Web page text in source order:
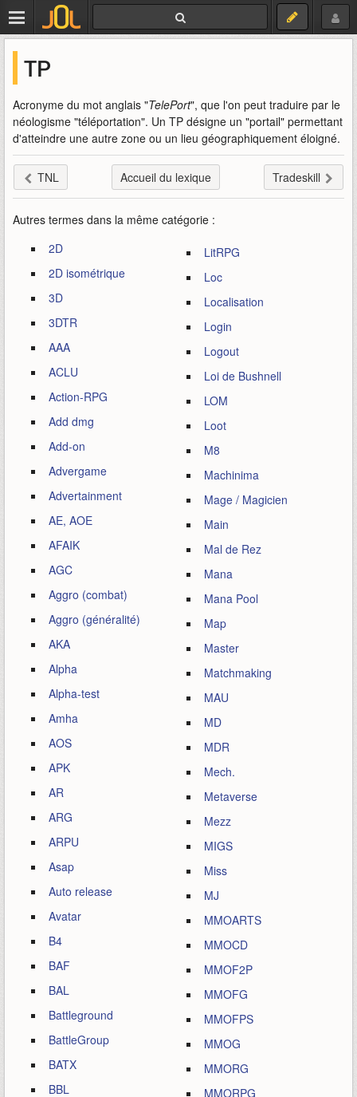
TP
Acronyme du mot anglais "TelePort", que l'on peut traduire par le
néologisme "téléportation". Un TP désigne un "portail" permettant
d'atteindre une autre zone ou un lieu géographiquement éloigné.
TNL Accueil du lexique Tradeskill
Autres termes dans la même catégorie :
2D
2D isométrique
3D
3DTR
AAA
ACLU
Action-RPG
Add dmg
Add-on
Advergame
Advertainment
AE, AOE
AFAIK
AGC
Aggro (combat)
Aggro (généralité)
AKA
Alpha
Alpha-test
Amha
AOS
APK
AR
ARG
ARPU
Asap
Auto release
Avatar
B4
BAF
BAL
Battleground
BattleGroup
BATX
BBL
LitRPG
Loc
Localisation
Login
Logout
Loi de Bushnell
LOM
Loot
M8
Machinima
Mage / Magicien
Main
Mal de Rez
Mana
Mana Pool
Map
Master
Matchmaking
MAU
MD
MDR
Mech.
Metaverse
Mezz
MIGS
Miss
MJ
MMOARTS
MMOCD
MMOF2P
MMOFG
MMOFPS
MMOG
MMORG
MMORPG